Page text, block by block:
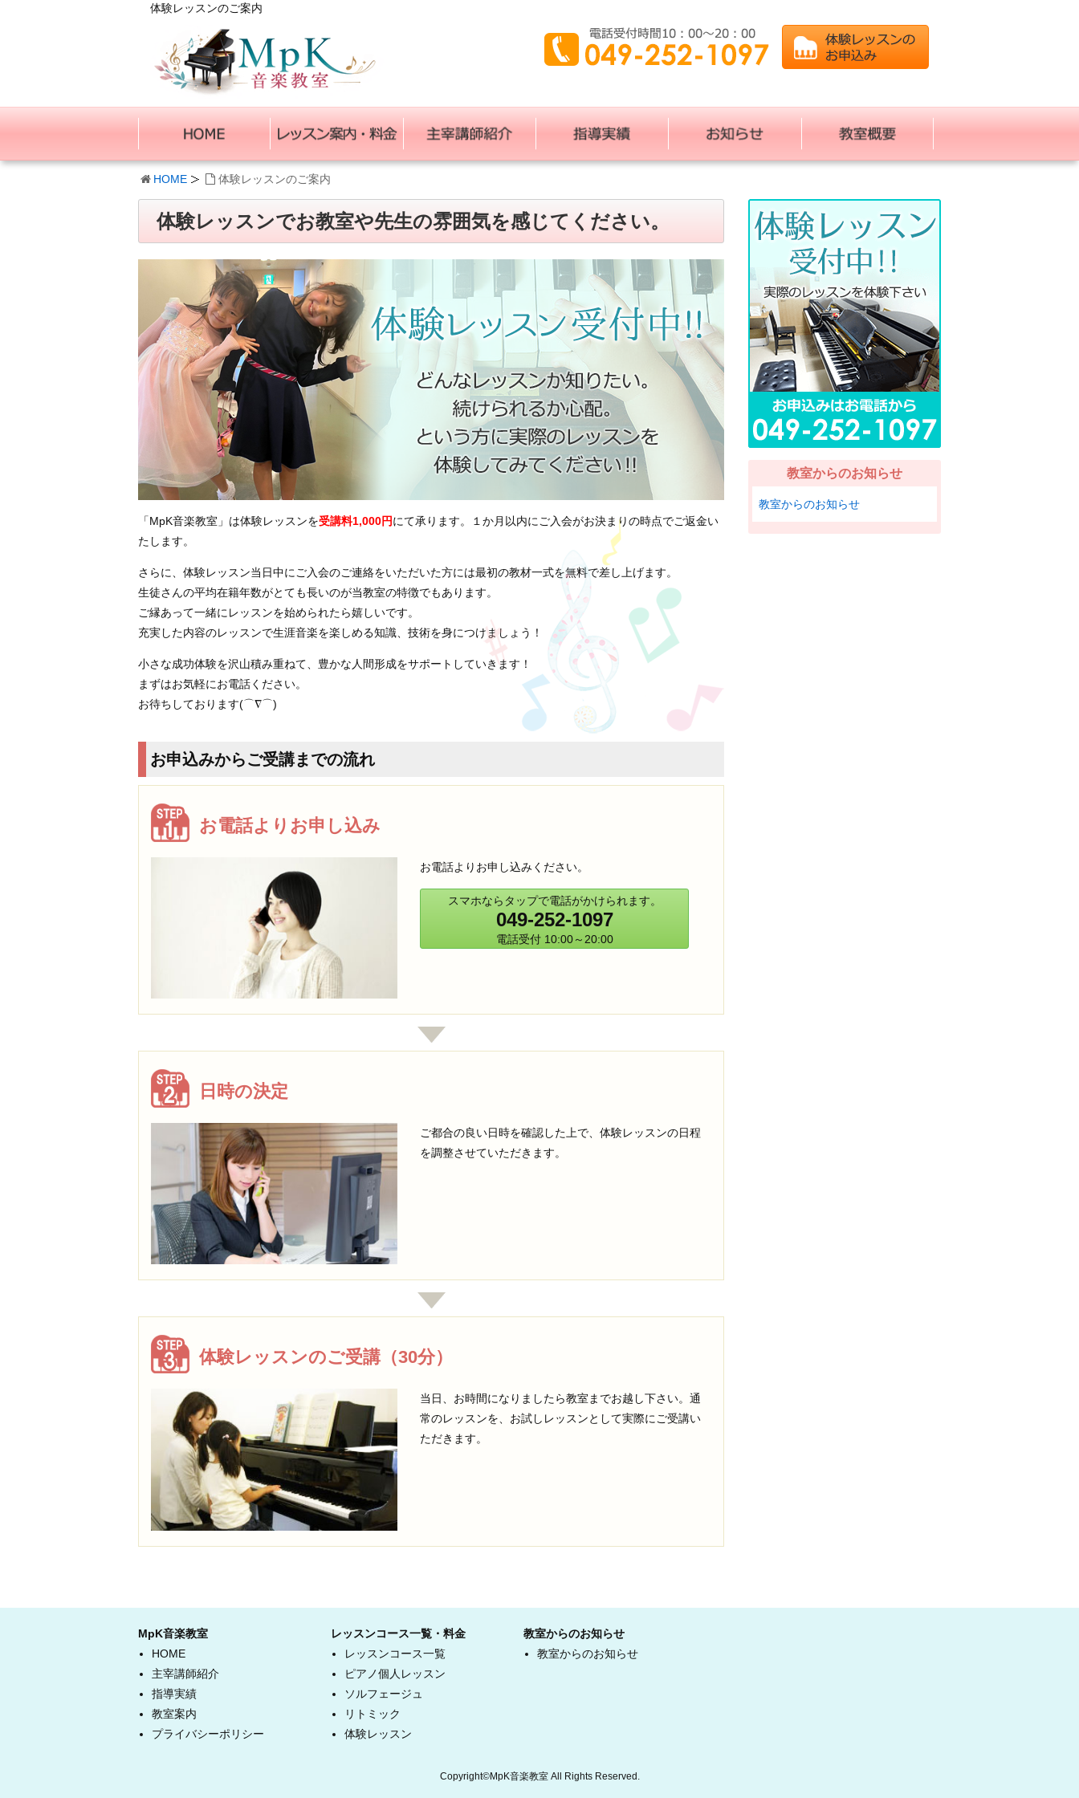
体験レッスンのご案内
HOME 体験レッスンのご案内
体験レッスンでお教室や先生の雰囲気を感じてください。
「MpK音楽教室」は体験レッスンを受講料1,000円にて承ります。１か月以内にご入会がお決まりの時点でご返金い
たします。
さらに、体験レッスン当日中にご入会のご連絡をいただいた方には最初の教材一式を無料で差し上げます。
生徒さんの平均在籍年数がとても長いのが当教室の特徴でもあります。
ご縁あって一緒にレッスンを始められたら嬉しいです。
充実した内容のレッスンで生涯音楽を楽しめる知識、技術を身につけましょう！
小さな成功体験を沢山積み重ねて、豊かな人間形成をサポートしていきます！
まずはお気軽にお電話ください。
お待ちしております(⌒∇⌒)
お申込みからご受講までの流れ
お電話よりお申し込み
お電話よりお申し込みください。
スマホならタップで電話がかけられます。
049-252-1097
電話受付 10:00～20:00
日時の決定
ご都合の良い日時を確認した上で、体験レッスンの日程
を調整させていただきます。
体験レッスンのご受講（30分）
当日、お時間になりましたら教室までお越し下さい。通
常のレッスンを、お試しレッスンとして実際にご受講い
ただきます。
教室からのお知らせ
教室からのお知らせ
MpK音楽教室
HOME
主宰講師紹介
指導実績
教室案内
プライバシーポリシー
レッスンコース一覧・料金
レッスンコース一覧
ピアノ個人レッスン
ソルフェージュ
リトミック
体験レッスン
教室からのお知らせ
教室からのお知らせ
Copyright©MpK音楽教室 All Rights Reserved.